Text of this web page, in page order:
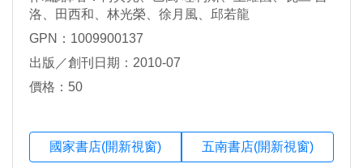
洛、田西和、林光榮、徐月風、邱若龍
GPN：1009900137
出版／創刊日期：2010-07
價格：50
國家書店(開新視窗) 五南書店(開新視窗)